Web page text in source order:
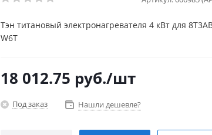
Тэн титановый электронагревателя 4 кВт для
W6T
18 012.75 руб./шт
Под заказ Нашли дешевле?